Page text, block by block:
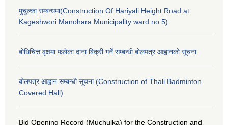
मुचुल्का सम्बन्धमा(Construction Of Hariyali Height Road at
Kageshwori Manohara Municipality ward no 5)
बोधिचित्त वृक्षमा फलेका दाना बिक्री गर्ने सम्बन्धी बोलपत्र आह्वानको सूचना
बोलपत्र आह्वान सम्बन्धी सूचना (Construction of Thali Badminton
Covered Hall)
Bid Opening Record (Muchulka) for the Construction and